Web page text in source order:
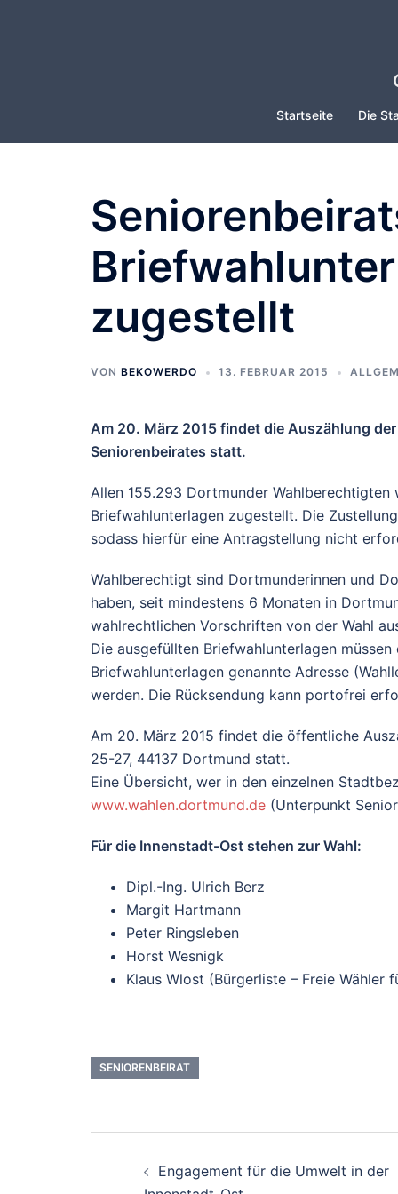
Startseite Die
zugestellt
VON BEKOWERDO 13. FEBRUAR 2015
Am 20. März 2015 findet die Auszählung
Seniorenbeirates statt.
Allen 155.293 Dortmunder
Briefwahlunterlagen zugestellt. Die
sodass hierfür eine Antragstellung nicht
Wahlberechtigt sind Dortmunderinnen und
haben, seit mindestens 6 Monaten in
wahlrechtlichen Vorschriften von der Wahl
Die ausgefüllten Briefwahlunterlagen
Briefwahlunterlagen genannte Adresse
werden. Die Rücksendung kann portofrei
Am 20. März 2015 findet die öffentliche
25-27, 44137 Dortmund statt.
Eine Übersicht, wer in den einzelnen
www.wahlen.dortmund.de (Unterpunkt
Für die Innenstadt-Ost stehen zur Wahl:
Dipl.-Ing. Ulrich Berz
Margit Hartmann
Peter Ringsleben
Horst Wesnigk
Klaus Wlost (Bürgerliste – Freie Wähler
SENIORENBEIRAT
Beitrags-
Engagement für die Umwelt in der